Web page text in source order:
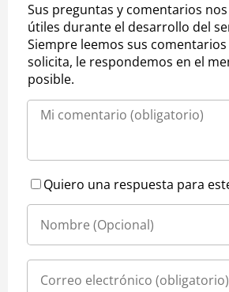
Sus preguntas y comentarios
útiles durante el desarrollo del
Siempre leemos sus
solicita, le respondemos en el
posible.
Quiero una respuesta para